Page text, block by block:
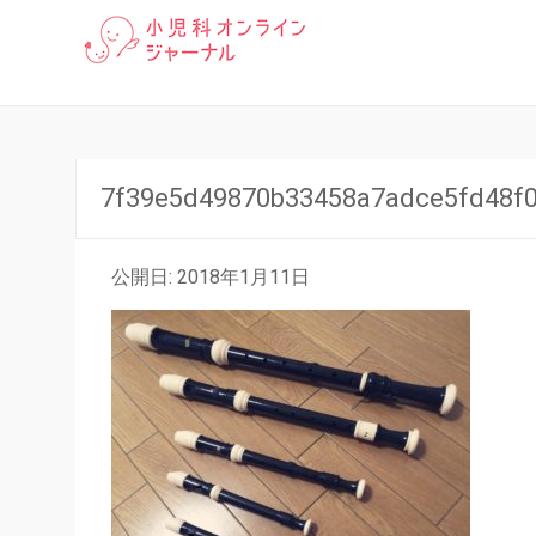
公開日: 2018年1月11日